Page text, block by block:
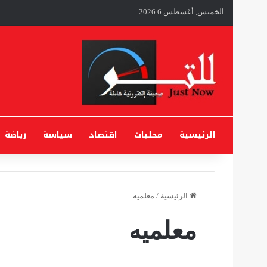
الخميس, أغسطس 6 2026
الرئيسية محليات اقتصاد سياسة رياضة
الرئيسية / معلميه
معلميه